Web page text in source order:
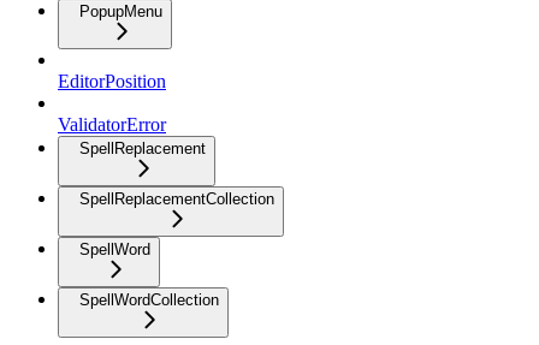
PopupMenu
EditorPosition
ValidatorError
SpellReplacement
SpellReplacementCollection
SpellWord
SpellWordCollection